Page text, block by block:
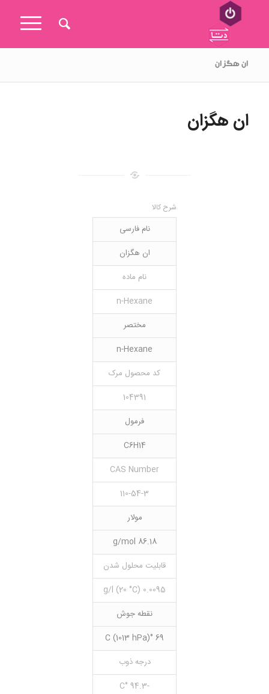
ان هگزان
ان هگزان
شرح کالا
نام فارسی
ان هگزان
نام ماده
n-Hexane
مختصر
n-Hexane
کد محصول مرک
104391
فرمول
C6H14
CAS Number
110-54-3
مولار
86.18 g/mol
قابلیت محلول شدن
0.0095 g/l (20 °C)
نقطه جوش
69 °C (1013 hPa)
درجه ذوب
-94.3 °C